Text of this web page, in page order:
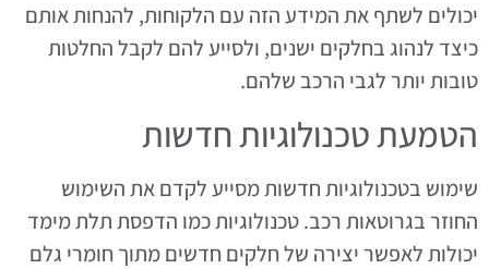
יכולים לשתף את המידע הזה עם הלקוחות, להנחות אותם
כיצד לנהוג בחלקים ישנים, ולסייע להם לקבל החלטות
טובות יותר לגבי הרכב שלהם.
הטמעת טכנולוגיות חדשות
שימוש בטכנולוגיות חדשות מסייע לקדם את השימוש
החוזר בגרוטאות רכב. טכנולוגיות כמו הדפסת תלת מימד
יכולות לאפשר יצירה של חלקים חדשים מתוך חומרי גלם